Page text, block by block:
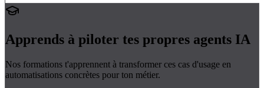
Apprends à piloter tes propres agents IA
Nos formations t'apprennent à transformer ces cas d'usage en
automatisations concrètes pour ton métier.